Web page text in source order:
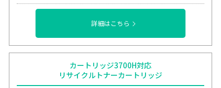
詳細はこちら
カートリッジ3700H対応
リサイクルトナーカートリッジ